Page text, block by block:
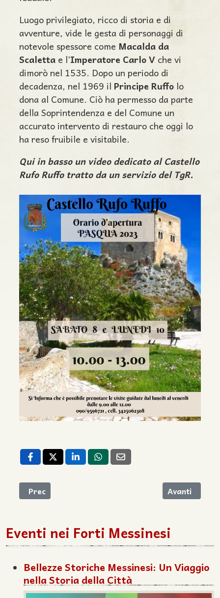
Luogo privilegiato, ricco di storia e di
avventure, vide le gesta di personaggi di
notevole spessore come Macalda da
Scaletta e l’Imperatore Carlo V che vi
dimorò nel 1535. Dopo un periodo di
decadenza, nel 1969 il Principe Ruffo lo
dona al Comune. Ciò ha permesso da parte
della Soprintendenza e del Comune un
accurato intervento di restauro che oggi lo
ha reso fruibile e visitabile.
Qui in basso un video dedicato al Castello
Rufo Ruffo tratto da un servizio del TgR.
Articolo precedente: Escursione Trek al Forte San
Prec Articolo
Avanti
Eventi nei Forti Messinesi
Bellezze Storiche Messinesi: Un Viaggio
nella Storia della Città